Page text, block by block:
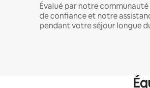
Évalué par notre
de confiance et notre
pendant votre séjour longue